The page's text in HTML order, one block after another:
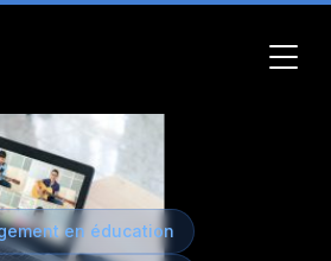
en éducation